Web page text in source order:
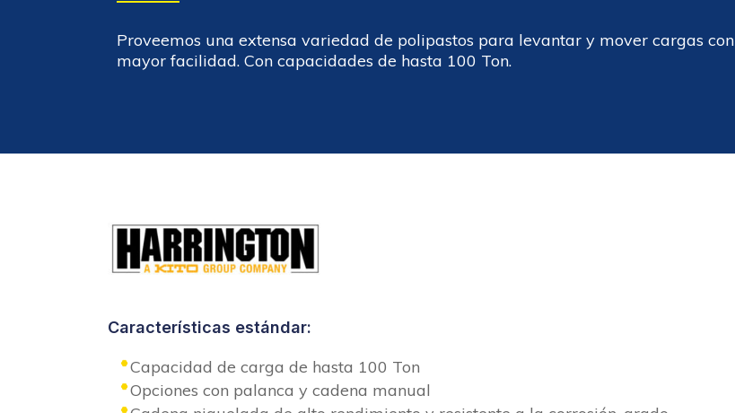
Proveemos una extensa variedad de polipastos para levantar y mover cargas con
mayor facilidad. Con capacidades de hasta 100 Ton.
Características estándar:
Capacidad de carga de hasta 100 Ton
Opciones con palanca y cadena manual